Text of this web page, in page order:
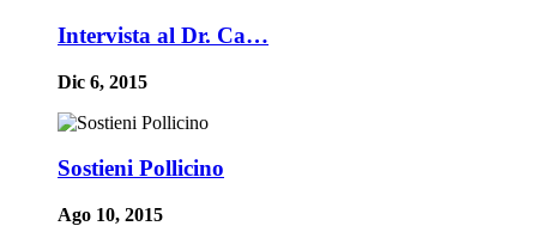
Intervista al Dr. Ca…
Dic 6, 2015
Sostieni Pollicino
Ago 10, 2015